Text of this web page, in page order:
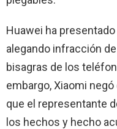
Huawei ha
alegando infracción
bisagras de los
embargo, Xiaomi
que el representante
los hechos y hecho